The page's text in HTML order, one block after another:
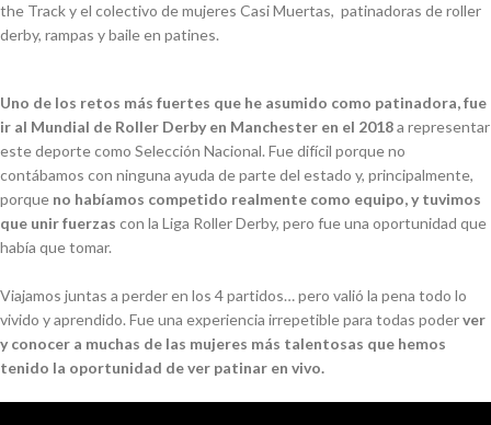
the Track y el colectivo de mujeres Casi Muertas, patinadoras de roller
derby, rampas y baile en patines.
Uno de los retos más fuertes que he asumido como patinadora, fue
ir al Mundial de Roller Derby en Manchester en el 2018a representar
este deporte como Selección Nacional. Fue difícil porque no
contábamos con ninguna ayuda de parte del estado y, principalmente,
porque no habíamos competido realmente como equipo, y tuvimos
que unir fuerzas con la Liga Roller Derby, pero fue una oportunidad que
había que tomar.
Viajamos juntas a perder en los 4 partidos… pero valió la pena todo lo
vivido y aprendido. Fue una experiencia irrepetible para todas poderver
y conocer a muchas de las mujeres más talentosas que hemos
tenido la oportunidad de ver patinar en vivo.